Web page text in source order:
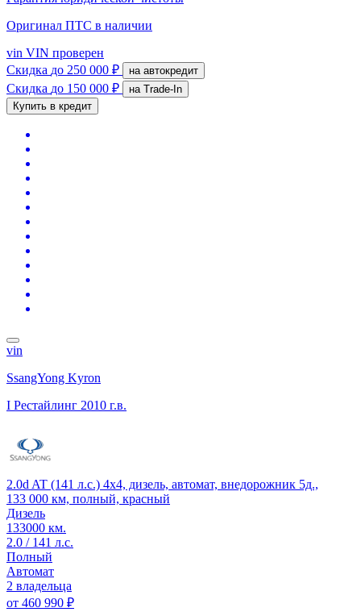
Оригинал ПТС в наличии
vin VIN проверен
Скидка до 250 000 ₽ на автокредит
Скидка до 150 000 ₽
на Trade-In
Купить в кредит
vin
SsangYong Kyron
I Рестайлинг 2010 г.в.
2.0d AT (141 л.с.) 4x4, дизель, автомат, внедорожник 5д.,
133 000 км, полный, красный
Дизель
133000 км.
2.0 / 141 л.с.
Полный
Автомат
2 владельца
от 460 990 ₽